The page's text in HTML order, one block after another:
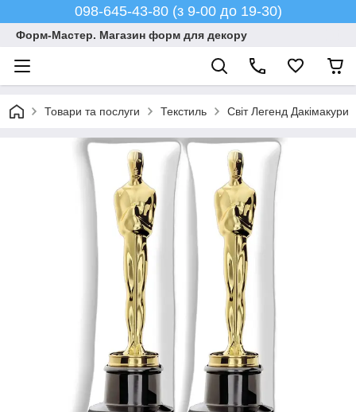
098-645-43-80 (з 9-00 до 19-30)
Форм-Мастер. Магазин форм для декору
Товари та послуги Текстиль Світ Легенд Дакімакури